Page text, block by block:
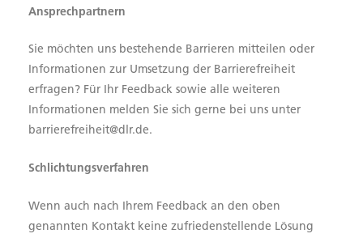
Ansprechpartnern
Sie möchten uns bestehende Barrieren mitteilen oder
Informationen zur Umsetzung der Barrierefreiheit
erfragen? Für Ihr Feedback sowie alle weiteren
Informationen melden Sie sich gerne bei uns unter
barrierefreiheit@dlr.de.
Schlichtungsverfahren
Wenn auch nach Ihrem Feedback an den oben
genannten Kontakt keine zufriedenstellende Lösung